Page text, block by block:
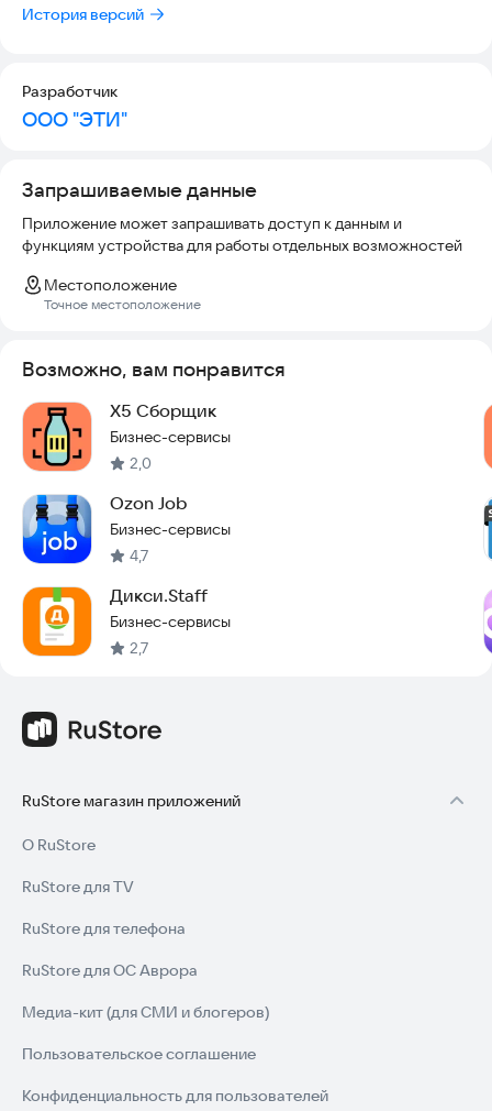
История версий
Разработчик
ООО "ЭТИ"
Запрашиваемые данные
Приложение может запрашивать доступ к данным и
функциям устройства для работы отдельных возможностей
Местоположение
Точное местоположение
Возможно, вам понравится
X5 Сборщик
Бизнес-сервисы
2,0
Ozon Job
Бизнес-сервисы
4,7
Дикси.Staff
Бизнес-сервисы
2,7
RuStore магазин приложений
О RuStore
RuStore для TV
RuStore для телефона
RuStore для ОС Аврора
Медиа-кит (для СМИ и блогеров)
Пользовательское соглашение
Конфиденциальность для пользователей